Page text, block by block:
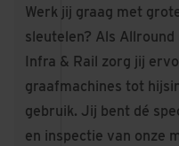
Werk jij graag met
sleutelen? Als
Infra & Rail zorg jij
graafmachines tot
gebruik. Jij bent dé
en inspectie van onze